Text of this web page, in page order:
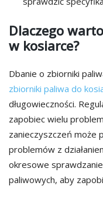
Dlaczego
w kosiarce?
Dbanie o zbiorniki
zbiorniki paliwa do
długowieczności.
zapobiec wielu
zanieczyszczeń może
problemów z
okresowe
paliwowych, aby